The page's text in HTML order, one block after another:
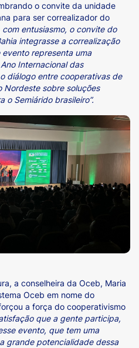
o convite da unidade
para ser correalizador do
com entusiasmo, o convite do
integrasse a correalização
evento representa uma
Internacional das
diálogo entre cooperativas de
Nordeste sobre soluções
o Semiárido brasileiro”.
a conselheira da Oceb, Maria
Oceb em nome do
a força do cooperativismo
que a gente participa,
evento, que tem uma
grande potencialidade dessa